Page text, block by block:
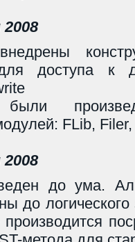
для доступа к
были
FLib,
до ума.
до логического